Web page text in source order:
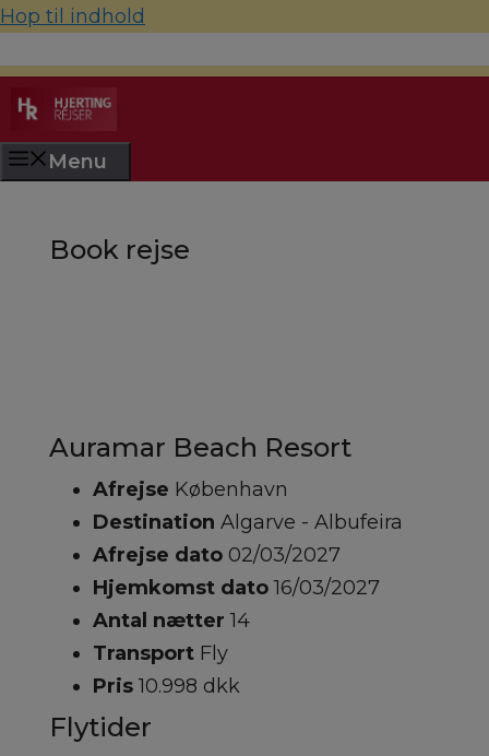
Hop til indhold
Menu
Book rejse
Auramar Beach Resort
Afrejse København
Destination Algarve - Albufeira
Afrejse dato 02/03/2027
Hjemkomst dato 16/03/2027
Antal nætter 14
Transport Fly
Pris 10.998 dkk
Flytider